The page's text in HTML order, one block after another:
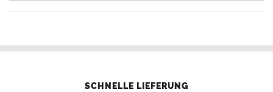
SCHNELLE LIEFERUNG